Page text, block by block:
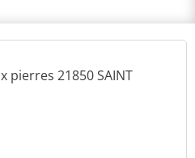
pierres 21850 SAINT